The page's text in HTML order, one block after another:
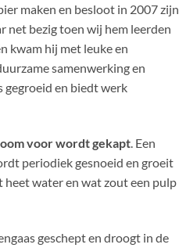
maken en besloot in 2007 zijn
net bezig toen wij hem leerden
kwam hij met leuke en
samenwerking en
gegroeid en biedt werk
voor wordt gekapt. Een
periodiek gesnoeid en groeit
heet water en wat zout een pulp
geschept en droogt in de